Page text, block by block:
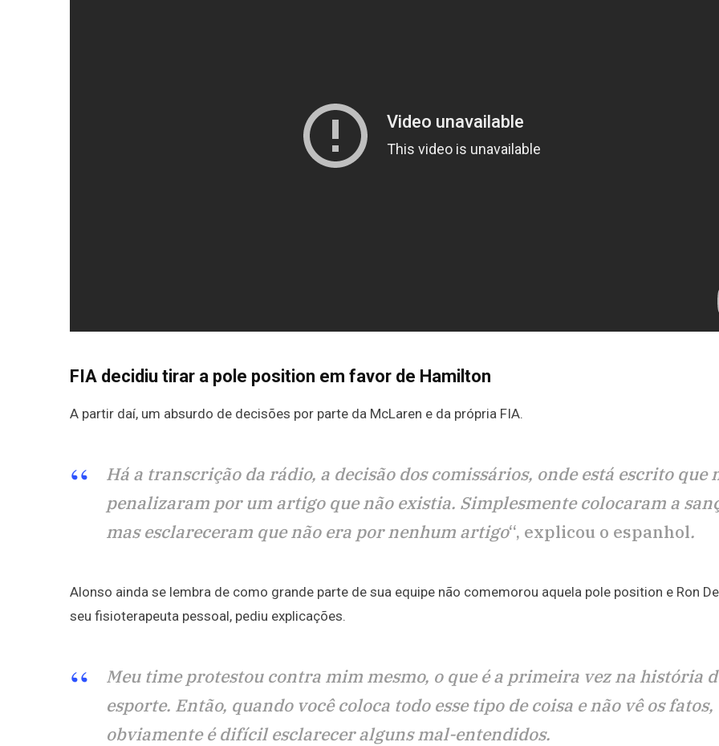
FIA decidiu tirar a pole position em favor de Hamilton
A partir daí, um absurdo de decisões por parte da McLaren e da própria FIA.
Há a transcrição da rádio, a decisão dos comissários, onde está escrito que
penalizaram por um artigo que não existia. Simplesmente colocaram a
mas esclareceram que não era por nenhum artigo“, explicou o espanhol.
Alonso ainda se lembra de como grande parte de sua equipe não comemorou aquela pole position e Ron
seu fisioterapeuta pessoal, pediu explicações.
Meu time protestou contra mim mesmo, o que é a primeira vez na história
esporte. Então, quando você coloca todo esse tipo de coisa e não vê os fatos,
obviamente é difícil esclarecer alguns mal-entendidos.